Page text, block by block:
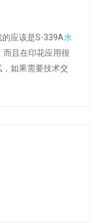
应该是S-339A水
而且在印花应用很
如果需要技术交